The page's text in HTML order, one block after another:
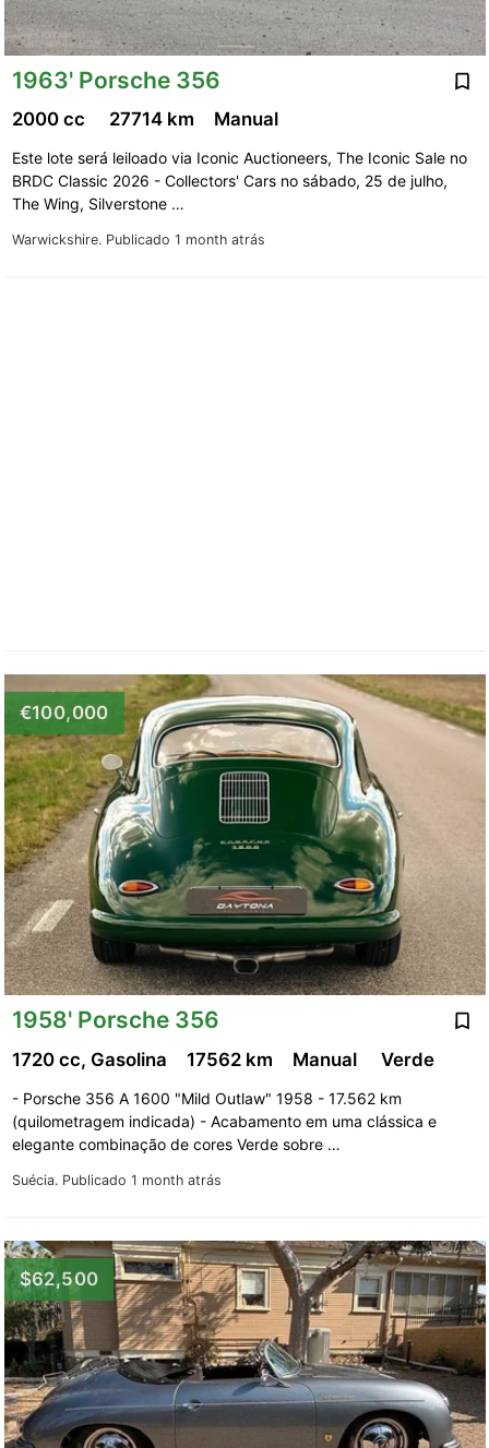
1963' Porsche 356
Warwickshire. Publicado 1 month atrás
2000 cc 27714 km Manual
Este lote será leiloado via Iconic Auctioneers, The Iconic Sale no
BRDC Classic 2026 - Collectors' Cars no sábado, 25 de julho,
The Wing, Silverstone …
€100,000
1958' Porsche 356
Suécia. Publicado 1 month atrás
1720 cc, Gasolina 17562 km Manual Verde
- Porsche 356 A 1600 "Mild Outlaw" 1958 - 17.562 km
(quilometragem indicada) - Acabamento em uma clássica e
elegante combinação de cores Verde sobre …
$62,500